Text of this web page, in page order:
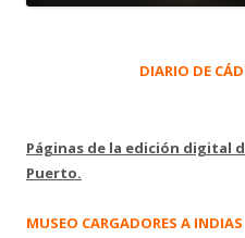
DIARIO DE
Páginas de la edición digital
Puerto.
MUSEO CARGADORES A INDIAS